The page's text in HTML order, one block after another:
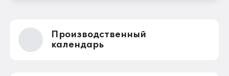
Производственный
календарь